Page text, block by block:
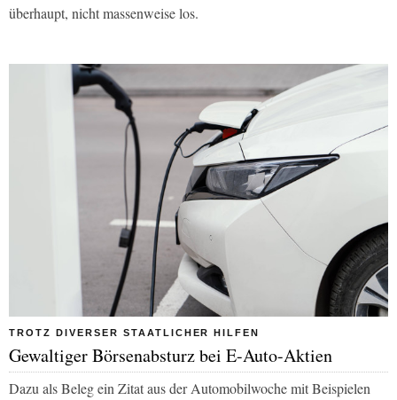
überhaupt, nicht massenweise los.
TROTZ DIVERSER STAATLICHER HILFEN
Gewaltiger Börsenabsturz bei E-Auto-Aktien
Dazu als Beleg ein Zitat aus derAutomobilwochemit Beispielen